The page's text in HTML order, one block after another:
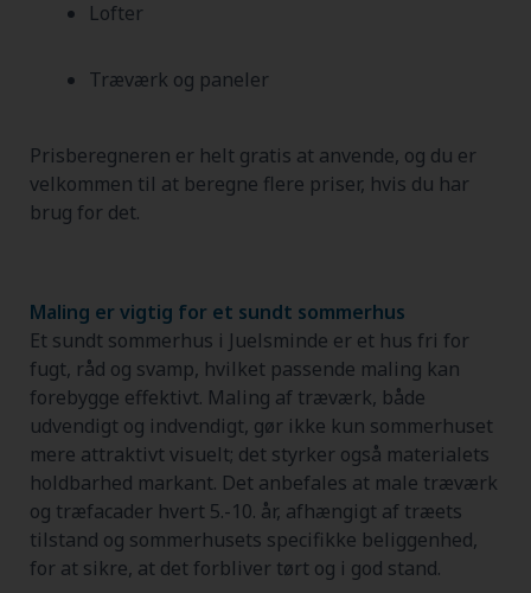
Lofter
Træværk og paneler
Prisberegneren er helt gratis at anvende, og du er
velkommen til at beregne flere priser, hvis du har
brug for det.
Maling er vigtig for et sundt sommerhus
Et sundt sommerhus i Juelsminde er et hus fri for
fugt, råd og svamp, hvilket passende maling kan
forebygge effektivt. Maling af træværk, både
udvendigt og indvendigt, gør ikke kun sommerhuset
mere attraktivt visuelt; det styrker også materialets
holdbarhed markant. Det anbefales at male træværk
og træfacader hvert 5.-10. år, afhængigt af træets
tilstand og sommerhusets specifikke beliggenhed,
for at sikre, at det forbliver tørt og i god stand.